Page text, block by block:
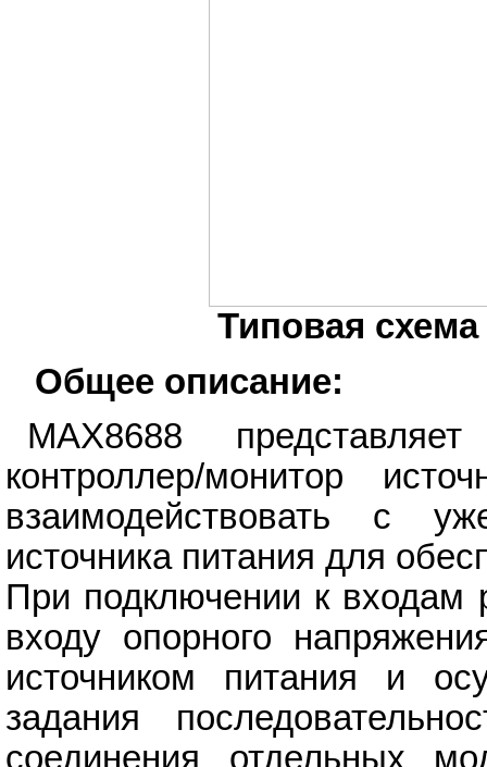
Типовая
Общее описание:
MAX8688
контроллер/монитор
взаимодействовать с
источника питания для
При подключении к входам
входу опорного
источником питания и
задания
соединения отдельных